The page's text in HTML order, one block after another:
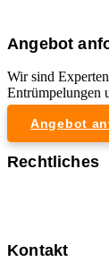
Angebot
Wir sind
Entrümpelungen
Angebot
Rechtliches
Kontakt